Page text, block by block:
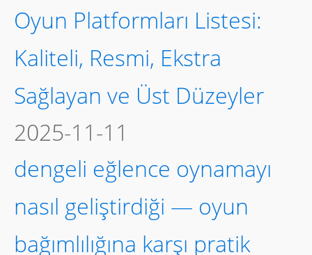
Oyun Platformları Listesi:
Kaliteli, Resmi, Ekstra
Sağlayan ve Üst Düzeyler
2025-11-11
dengeli eğlence oynamayı
nasıl geliştirdiği — oyun
bağımlılığına karşı pratik